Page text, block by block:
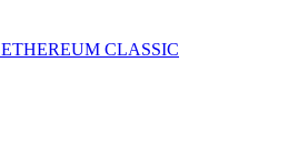
ETHEREUM CLASSIC